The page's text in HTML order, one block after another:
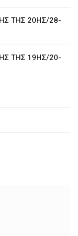
ΤΗΣ 20ΗΣ/28-
ΤΗΣ 19ΗΣ/20-